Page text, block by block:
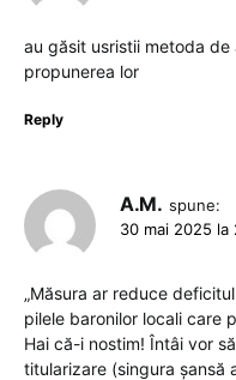
au găsit usristii metoda
propunerea lor
Reply
A.M. spune:
30 mai 2025 la
„Măsura ar reduce
pilele baronilor locali care
Hai că-i nostim! Întâi vor
titularizare (singura